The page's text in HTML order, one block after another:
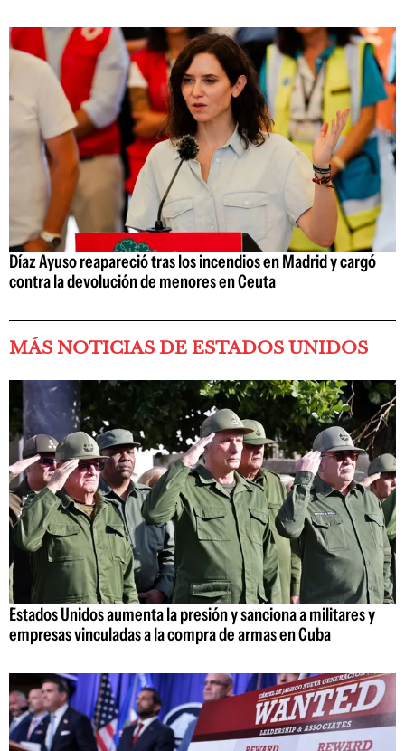
Díaz Ayuso reapareció tras los incendios en Madrid y cargó
contra la devolución de menores en Ceuta
MÁS NOTICIAS DE ESTADOS UNIDOS
Estados Unidos aumenta la presión y sanciona a militares y
empresas vinculadas a la compra de armas en Cuba